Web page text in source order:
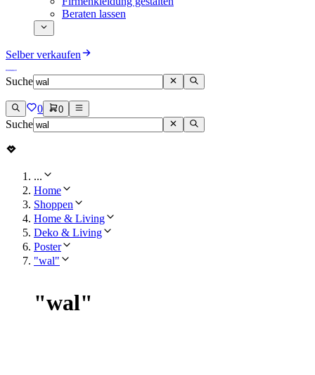
Beraten lassen
Selber verkaufen
Suche
0 0
Suche
...
Home
Shoppen
Home & Living
Deko & Living
Poster
"wal"
"wal"